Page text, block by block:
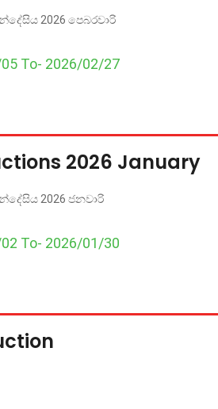
2026 පෙබරවාරි
To- 2026/02/27
2026 January
2026 ජනවාරි
To- 2026/01/30